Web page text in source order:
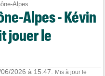
Alpes
Alpes - Kévin
jouer le
2026 à 15:47.
Mis à jour le